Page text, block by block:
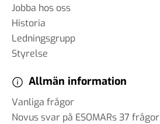
Jobba hos oss
Historia
Ledningsgrupp
Styrelse
Allmän information
Vanliga frågor
Novus svar på ESOMARs 37 frågor